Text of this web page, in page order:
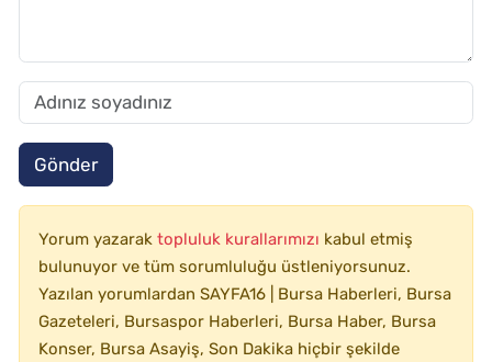
Gönder
Yorum yazarak topluluk kurallarımızı kabul etmiş
bulunuyor ve tüm sorumluluğu üstleniyorsunuz.
Yazılan yorumlardan SAYFA16 | Bursa Haberleri, Bursa
Gazeteleri, Bursaspor Haberleri, Bursa Haber, Bursa
Konser, Bursa Asayiş, Son Dakika hiçbir şekilde